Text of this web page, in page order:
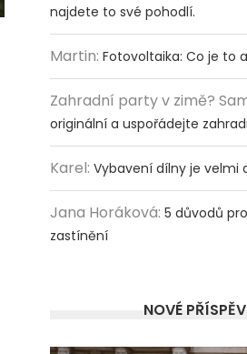
najdete to své pohodlí.
Martin: Fotovoltaika: Co je to
Zahradní party v zimě?
originální a uspořádejte
Karel: Vybavení dílny je velmi
Jana Horáková: 5 důvodů
zastínění
NOVÉ